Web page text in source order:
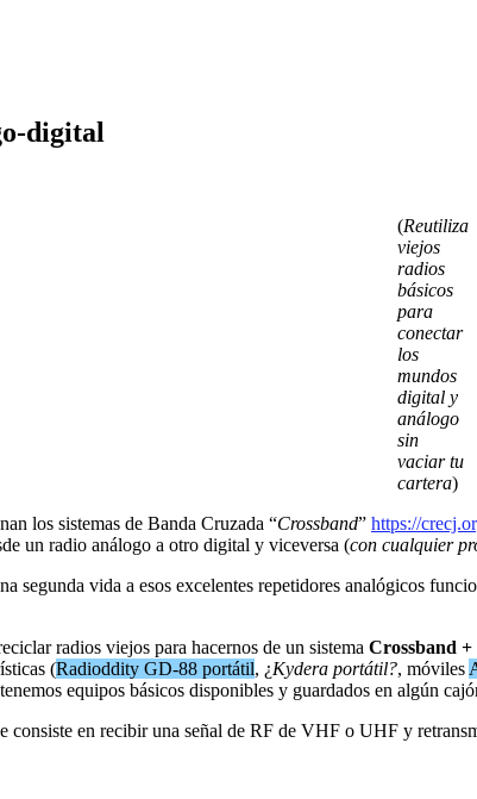
digital
(Reutiliza
viejos
radios
básicos
para
conectar
los
mundos
digital y
análogo
sin
vaciar tu
cartera)
los sistemas de Banda Cruzada “Crossband” https://
un radio análogo a otro digital y viceversa (con cualquier
segunda vida a esos excelentes repetidores analógicos
radios viejos para hacernos de un sistema Crossband +
(Radioddity GD-88 portátil, ¿Kydera portátil?, móviles
equipos básicos disponibles y guardados en algún
consiste en recibir una señal de RF de VHF o UHF y